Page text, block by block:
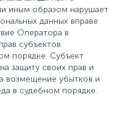
иным образом нарушает
данных вправе
Оператора в
субъектов
порядке. Субъект
защиту своих прав и
возмещение убытков и
в судебном порядке.